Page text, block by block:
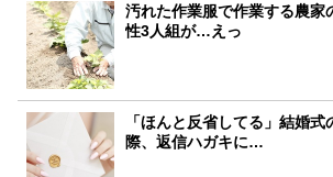
汚れた作業服で作業する農家
性3人組が…えっ
「ほんと反省してる」結婚式
際、返信ハガキに…